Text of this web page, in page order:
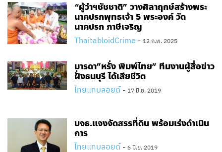
“ผู้ว่าฯชัชชาติ” วางศิลาฤกษ์สร้างพระ
นาคปรกพุทธเจ้า 5 พระองค์ วัด
นาคปรก ภาษีเจริญ
ThaitabloidCrime - 12 ก.พ. 2025
มารดา”หรั่ง พิมพ์ไทย” ทีมงานผู้สื่อข่าว
ฝั่งธนบุรี ได้เสียชีวิต
ไทยแทบลอยด์ - 17 มิ.ย. 2019
บจธ.แจงจัดสรรที่ดิน พร้อมเร่งดำเนิน
การ
ไทยแทบลอยด์ - 6 มิ.ย. 2019